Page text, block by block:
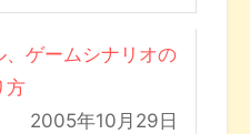
、ゲームシナリオの
方
2005年10月29日